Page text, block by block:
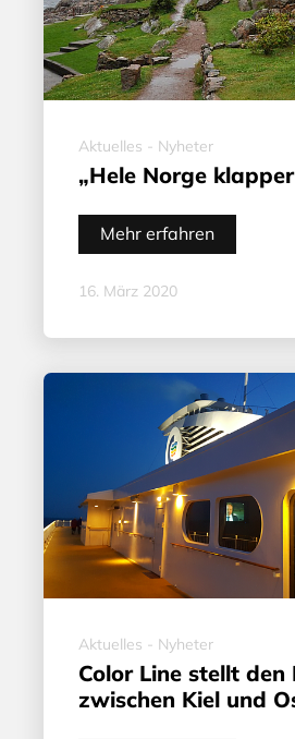
Aktuelles - Nyheter
„Hele Norge
Mehr erfahren
16. März 2020
Aktuelles - Nyheter
Color Line stellt den
zwischen Kiel und